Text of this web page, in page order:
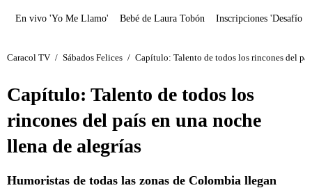
En vivo 'Yo Me Llamo' Bebé de Laura Tobón Inscripciones 'Desafío'
Caracol TV / Sábados Felices / Capítulo: Talento de todos los rincones del
Capítulo: Talento de todos los
rincones del país en una noche
llena de alegrías
Humoristas de todas las zonas de Colombia llegan